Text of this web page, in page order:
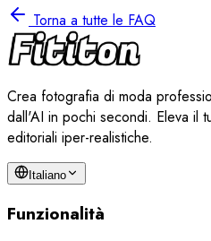
Torna a tutte le FAQ
Crea fotografia di moda
dall'AI in pochi secondi. Eleva il
editoriali iper-realistiche.
Italiano
Funzionalità